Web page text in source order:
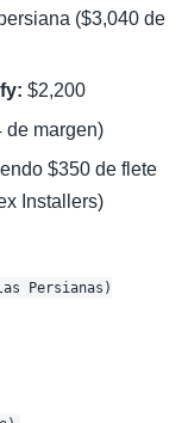
($3,040 de
$2,200
de margen)
$350 de flete
Installers)
Persianas)